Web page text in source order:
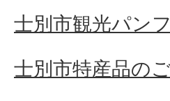
士別市観光パン
士別市特産品の